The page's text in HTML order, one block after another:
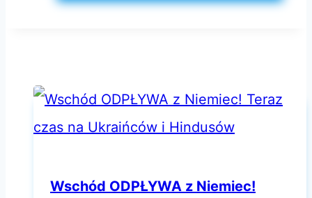
Wschód ODPŁYWA z Niemiec!